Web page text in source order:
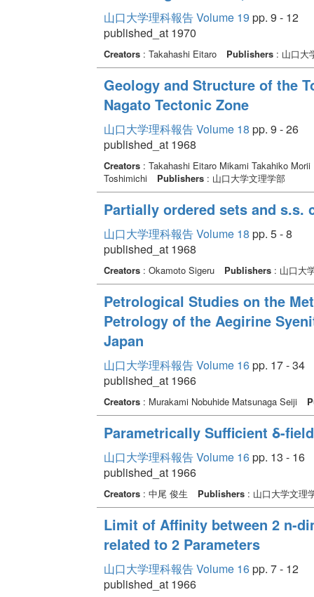
山口大学理科報告 Volume 19 pp. 9 - 12
published_at 1970
Creators: Takahashi Eitaro Publishers: 山口大
Geology and Structure of the
Nagato Tectonic Zone
山口大学理科報告 Volume 18 pp. 9 - 26
published_at 1968
Creators: Takahashi Eitaro Mikami Takahiko
Toshimichi
Publishers: 山口大学文理学部
Partially ordered sets and s.s.
山口大学理科報告 Volume 18 pp. 5 - 8
published_at 1968
Creators: Okamoto Sigeru Publishers: 山口大
Petrological Studies on the
Petrology of the Aegirine
Japan
山口大学理科報告 Volume 16pp. 17 - 34
published_at 1966
Creators: Murakami Nobuhide Matsunaga Seiji
Parametrically Sufficient δ-
山口大学理科報告 Volume 16pp. 13 - 16
published_at 1966
Creators: 中尾 俊生 Publishers: 山口大学文理
Limit of Affinity between 2 n-
related to 2 Parameters
山口大学理科報告 Volume 16pp. 7 - 12
published_at 1966